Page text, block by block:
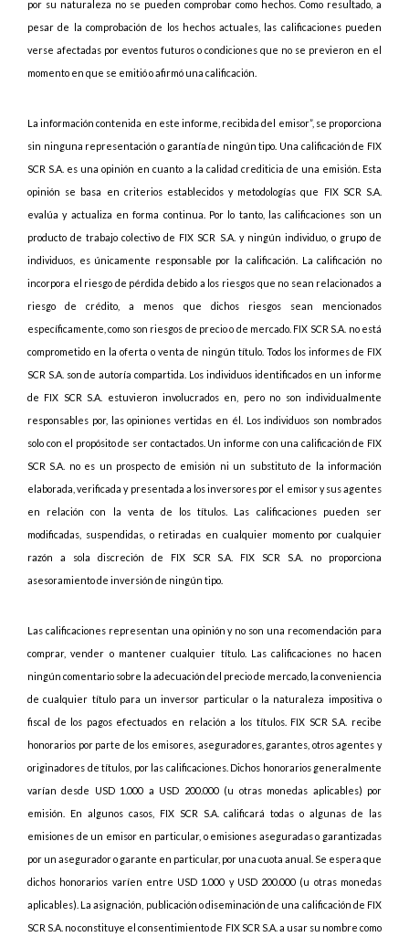
por su naturaleza no se pueden comprobar como hechos. Como resultado, a
pesar de la comprobación de los hechos actuales, las calificaciones pueden
verse afectadas por eventos futuros o condiciones que no se previeron en el
momento en que se emitió o afirmó una calificación.
La información contenida en este informe, recibida del emisor”, se proporciona
sin ninguna representación o garantía de ningún tipo. Una calificación de FIX
SCR S.A. es una opinión en cuanto a la calidad crediticia de una emisión. Esta
opinión se basa en criterios establecidos y metodologías que FIX SCR S.A.
evalúa y actualiza en forma continua. Por lo tanto, las calificaciones son un
producto de trabajo colectivo de FIX SCR S.A. y ningún individuo, o grupo de
individuos, es únicamente responsable por la calificación. La calificación no
incorpora el riesgo de pérdida debido a los riesgos que no sean relacionados a
riesgo de crédito, a menos que dichos riesgos sean mencionados
específicamente, como son riesgos de precio o de mercado. FIX SCR S.A. no está
comprometido en la oferta o venta de ningún título. Todos los informes de FIX
SCR S.A. son de autoría compartida. Los individuos identificados en un informe
de FIX SCR S.A. estuvieron involucrados en, pero no son individualmente
responsables por, las opiniones vertidas en él. Los individuos son nombrados
solo con el propósito de ser contactados. Un informe con una calificación de FIX
SCR S.A. no es un prospecto de emisión ni un substituto de la información
elaborada, verificada y presentada a los inversores por el emisor y sus agentes
en relación con la venta de los títulos. Las calificaciones pueden ser
modificadas, suspendidas, o retiradas en cualquier momento por cualquier
razón a sola discreción de FIX SCR S.A. FIX SCR S.A. no proporciona
asesoramiento de inversión de ningún tipo.
Las calificaciones representan una opinión y no son una recomendación para
comprar, vender o mantener cualquier título. Las calificaciones no hacen
ningún comentario sobre la adecuación del precio de mercado, la conveniencia
de cualquier título para un inversor particular o la naturaleza impositiva o
fiscal de los pagos efectuados en relación a los títulos. FIX SCR S.A. recibe
honorarios por parte de los emisores, aseguradores, garantes, otros agentes y
originadores de títulos, por las calificaciones. Dichos honorarios generalmente
varían desde USD 1.000 a USD 200.000 (u otras monedas aplicables) por
emisión. En algunos casos, FIX SCR S.A. calificará todas o algunas de las
emisiones de un emisor en particular, o emisiones aseguradas o garantizadas
por un asegurador o garante en particular, por una cuota anual. Se espera que
dichos honorarios varíen entre USD 1.000 y USD 200.000 (u otras monedas
aplicables). La asignación, publicación o diseminación de una calificación de FIX
SCR S.A. no constituye el consentimiento de FIX SCR S.A. a usar su nombre como